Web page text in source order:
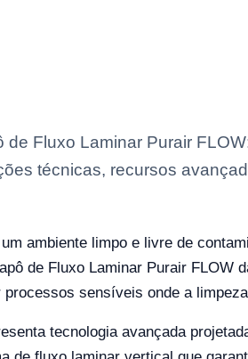
Fluxo Laminar Purair
técnicas, recursos
ambiente limpo e livre de
de Fluxo Laminar Purair FLOW
sensíveis onde a
tecnologia avançada